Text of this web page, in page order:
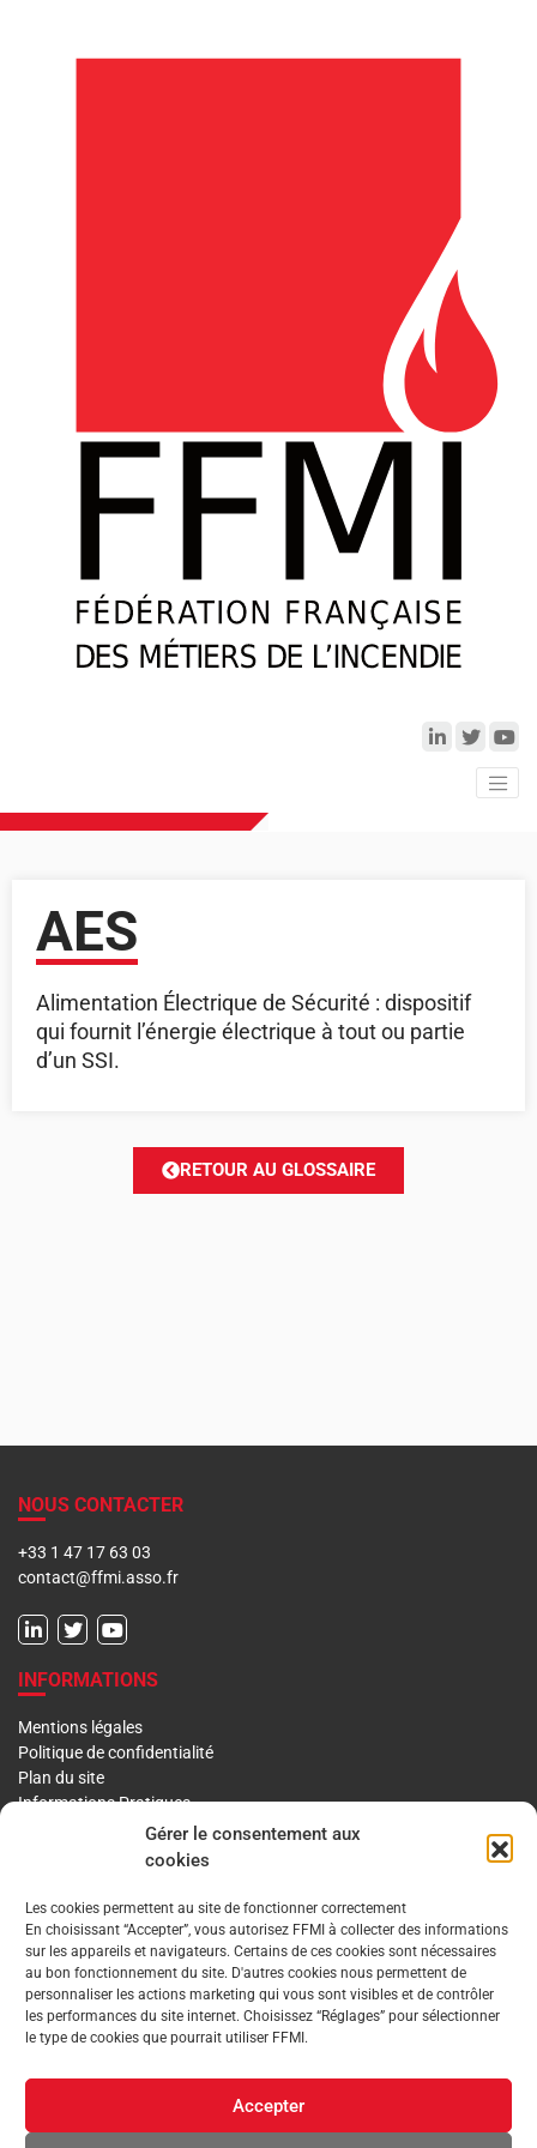
Gérer le consentement aux
cookies
Les cookies permettent au site de fonctionner correctement
En choisissant “Accepter”, vous autorisez FFMI à collecter des informations
sur les appareils et navigateurs. Certains de ces cookies sont nécessaires
au bon fonctionnement du site. D'autres cookies nous permettent de
personnaliser les actions marketing qui vous sont visibles et de contrôler
les performances du site internet. Choisissez “Réglages” pour sélectionner
le type de cookies que pourrait utiliser FFMI.
Accepter
AES
Alimentation Électrique de Sécurité : dispositif
qui fournit l’énergie électrique à tout ou partie
d’un SSI.
RETOUR AU GLOSSAIRE
NOUS CONTACTER
+33 1 47 17 63 03
contact@ffmi.asso.fr
INFORMATIONS
Mentions légales
Politique de confidentialité
Plan du site
Informations Pratiques
PRÉSENTATION NOTRE HISTOIRE
DÉONTOLOGIE PRINCIPES ORIENTATIONS
GOUVERNANCE
ENVIRONNEMENT TECHNIQUE ET INSTITUTIONNEL